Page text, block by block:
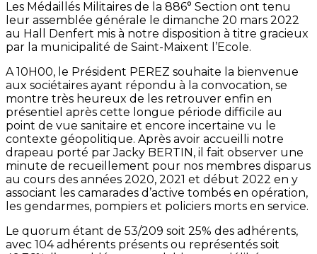
Les Médaillés Militaires de la 886° Section ont tenu
leur assemblée générale le dimanche 20 mars 2022
au Hall Denfert mis à notre disposition à titre gracieux
par la municipalité de Saint-Maixent l’Ecole.
A 10H00, le Président PEREZ souhaite la bienvenue
aux sociétaires ayant répondu à la convocation, se
montre très heureux de les retrouver enfin en
présentiel après cette longue période difficile au
point de vue sanitaire et encore incertaine vu le
contexte géopolitique. Après avoir accueilli notre
drapeau porté par Jacky BERTIN, il fait observer une
minute de recueillement pour nos membres disparus
au cours des années 2020, 2021 et début 2022 en y
associant les camarades d’active tombés en opération,
les gendarmes, pompiers et policiers morts en service.
Le quorum étant de 53/209 soit 25% des adhérents,
avec 104 adhérents présents ou représentés soit